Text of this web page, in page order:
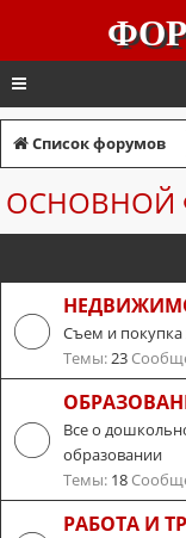
Список форумов
ОСНОВНОЙ
Съем и
Темы:23
Все о
образовании
Темы: 18
РАБОТА И